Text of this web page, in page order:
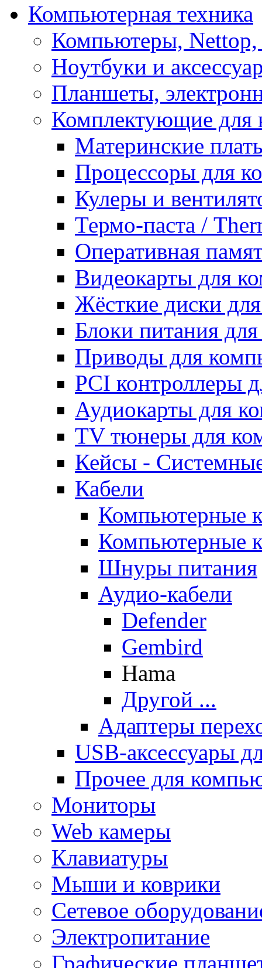
Компьютерная техника
Компьютеры,
Ноутбуки и
Планшеты,
Комплектующие для
Материнские
Процессоры для
Кулеры и
Термо-паста /
Оперативная
Видеокарты для
Жёсткие диски
Блоки питания
Приводы для
PCI контроллеры
Аудиокарты для
TV тюнеры для
Кейсы -
Кабели
Компьютерные
Компьютерные
Шнуры питания
Аудио-кабели
Defender
Gembird
Hama
Другой ...
Адаптеры
USB-аксессуары
Прочее для
Мониторы
Web камеры
Клавиатуры
Мыши и коврики
Сетевое
Электропитание
Графические